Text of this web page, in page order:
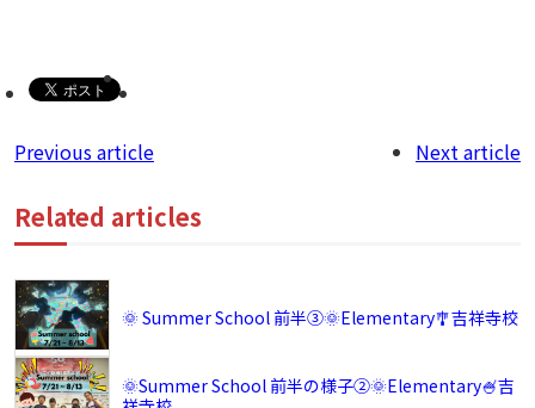
Previous article Next article
Related articles
🌞 Summer School 前半③🌞Elementary🎐吉祥寺校
🌞Summer School 前半の様子②🌞Elementary🍧吉